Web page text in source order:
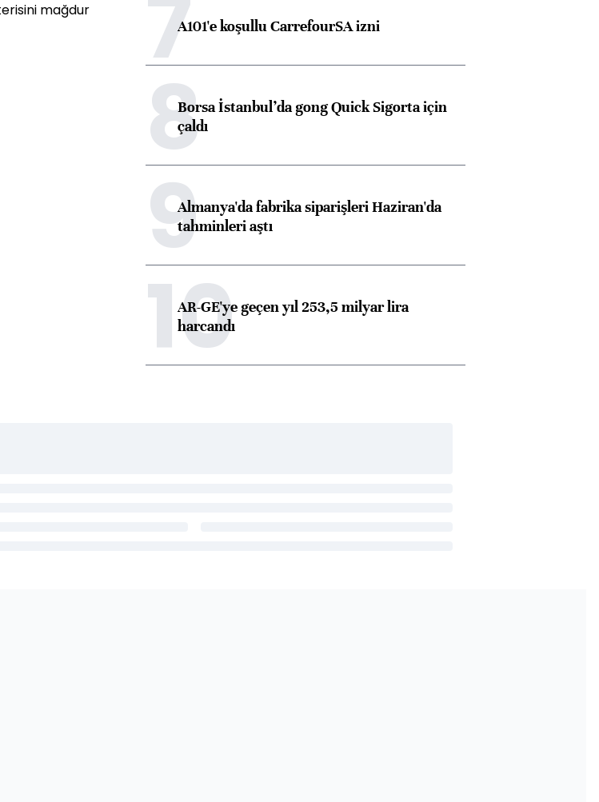
mağdur
7A101'e koşullu CarrefourSA izni
8Borsa İstanbul’da gong Quick Sigorta için
çaldı
9Almanya'da fabrika siparişleri Haziran'da
tahminleri aştı
10
AR-GE'ye geçen yıl 253,5 milyar lira
harcandı